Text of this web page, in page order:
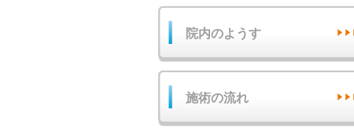
院内のようす
施術の流れ